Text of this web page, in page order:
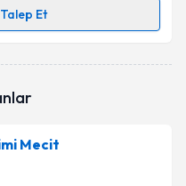
Gönder
Et
almanız için bir
Mecit